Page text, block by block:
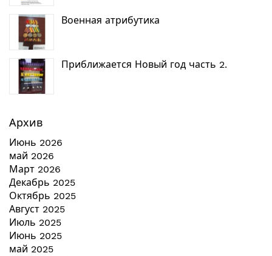
Военная атрибутика
Приближается Новый год часть 2.
Архив
Июнь 2026
май 2026
Март 2026
Декабрь 2025
Октябрь 2025
Август 2025
Июль 2025
Июнь 2025
май 2025